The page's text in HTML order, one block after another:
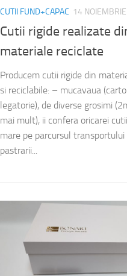
CUTII FUND+CAPAC 14
Cutii rigide realizate
materiale reciclate
Producem cutii rigide din
si reciclabile: – mucavaua
legatorie), de diverse grosimi
mai mult), ii confera oricarei
mare pe parcursul transportului
pastrarii...